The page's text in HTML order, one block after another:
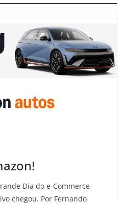
Dia do e-Commerce
chegou. Por Fernando